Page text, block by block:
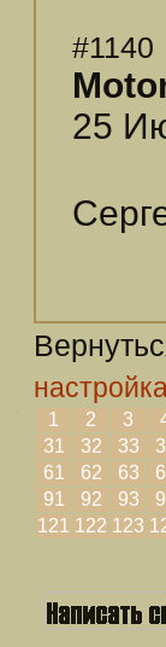
#1140
25
1 2 3
31
32 33
61
62 63
91
92 93
121 122 123